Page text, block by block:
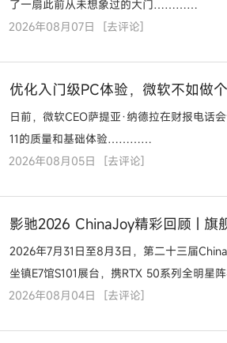
了一扇此前从未想象过的大门…………
2026年08月07日
[去评论]
优化入门级PC体验，微软不如做
日前，微软CEO萨提亚·纳德拉在财报电话
11的质量和基础体验…………
2026年08月05日
[去评论]
影驰2026 ChinaJoy精彩回顾 | 旗
2026年7月31日至8月3日，第二十三届
坐镇E7馆S101展台，携RTX 50系列全明星
点燃了这个盛夏。 旗舰
2026年08月04日 [去评论]